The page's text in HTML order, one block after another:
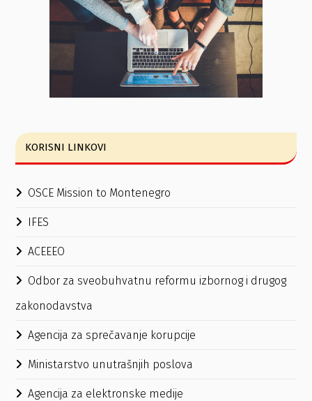
KORISNI LINKOVI
OSCE Mission to Montenegro
IFES
ACEEEO
Odbor za sveobuhvatnu reformu izbornog i drugog
zakonodavstva
Agencija za sprečavanje korupcije
Ministarstvo unutrašnjih poslova
Agencija za elektronske medije